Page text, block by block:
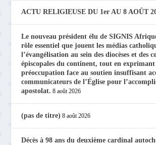
ACTU RELIGIEUSE DU 1er AU 8 AOÛT
Le nouveau président élu de SIGNIS
rôle essentiel que jouent les médias
l’évangélisation au sein des diocèses et des
épiscopales du continent, tout en exprimant
préoccupation face au soutien insuffisant
communicateurs de l’Église pour
apostolat. 8 août 2026
(pas de titre) 8 août 2026
Décès à 98 ans du deuxième cardinal